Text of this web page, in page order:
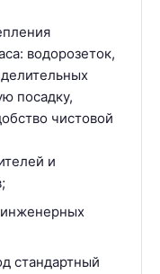
водорозеток,
посадку,
чистовой
и
инженерных
стандартный